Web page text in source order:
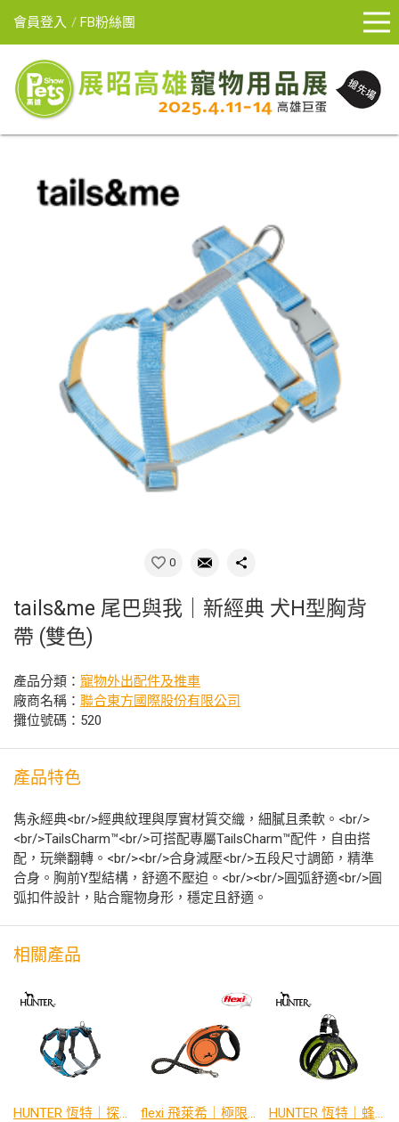
會員登入 FB粉絲團
0
tails&me 尾巴與我｜新經典 犬H型胸背
帶 (雙色)
產品分類： 寵物外出配件及推車
廠商名稱： 聯合東方國際股份有限公司
攤位號碼：520
產品特色
雋永經典<br/>經典紋理與厚實材質交織，細膩且柔軟。<br/>
<br/>TailsCharm™​<br/>可搭配專屬TailsCharm™配件，自由搭
配，玩樂翻轉。<br/><br/>合身減壓<br/>五段尺寸調節，精準
合身。胸前Y型結構，舒適不壓迫。<br/><br/>圓弧舒適<br/>圓
弧扣件設計，貼合寵物身形，穩定且舒適。
相關產品
HUNTER 恆特｜探索防震系列 胸背帶 (多色) flexi 飛萊希｜極限系列 外出用帶狀伸縮牽繩 (防暴衝專用) HUNTER 恆特｜蜂巢羽量系列 胸背帶 (多色)